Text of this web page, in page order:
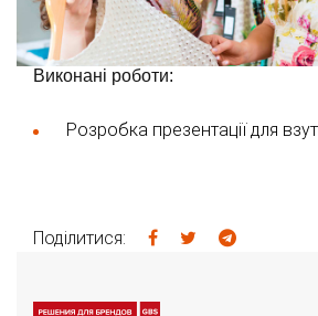
Виконані роботи:
Розробка презентації для
Поділитися: